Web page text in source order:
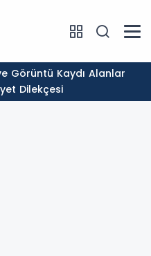
Dilekçesi